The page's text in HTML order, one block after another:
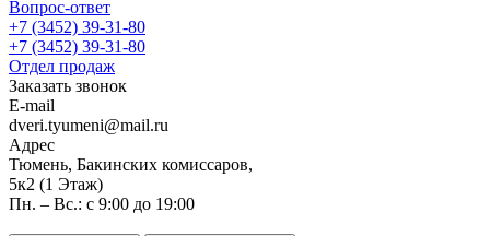
Вопрос-ответ
+7 (3452) 39-31-80
+7 (3452) 39-31-80
Отдел продаж
Заказать звонок
E-mail
dveri.tyumeni@mail.ru
Адрес
Тюмень, Бакинских комиссаров,
5к2 (1 Этаж)
Пн. – Вс.: с 9:00 до 19:00